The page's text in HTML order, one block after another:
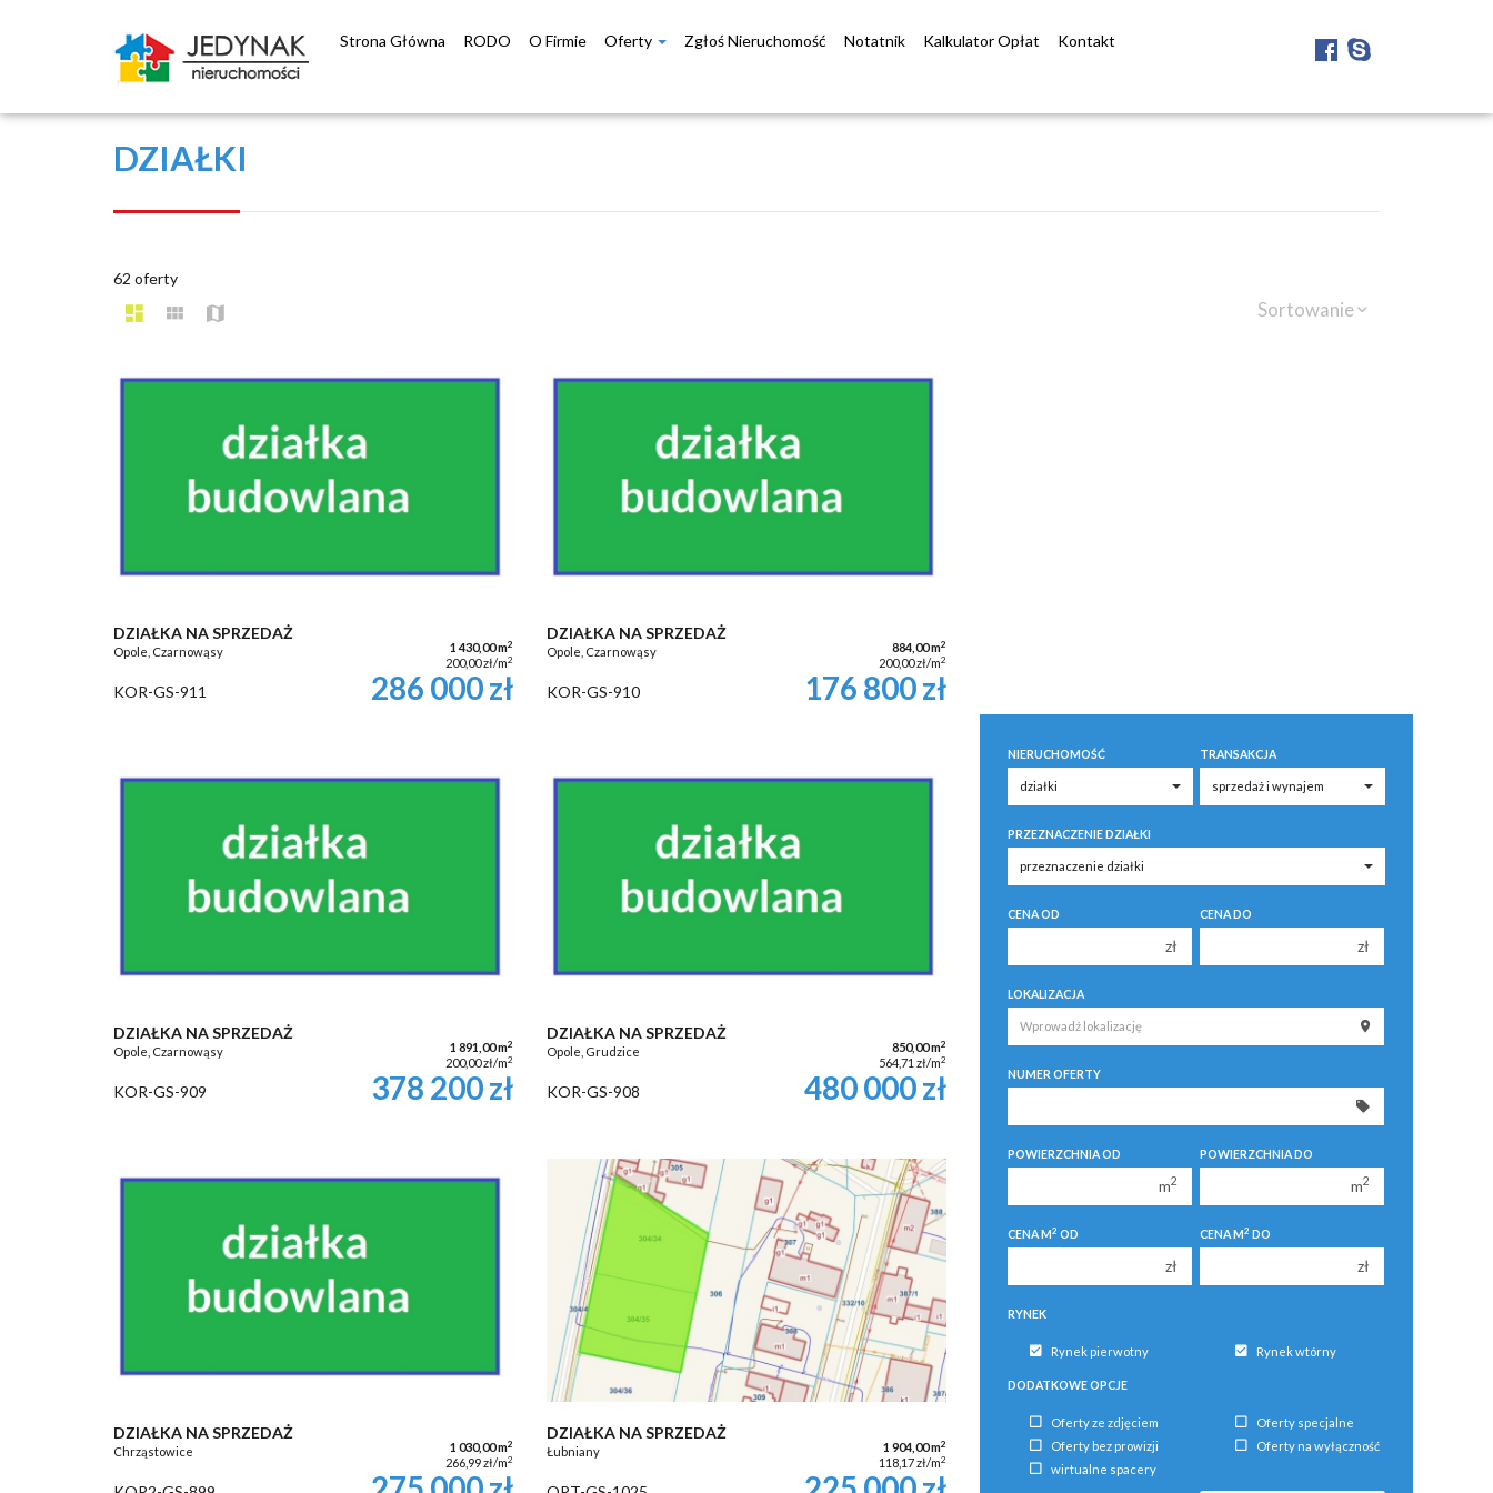
Strona Główna RODO O Firmie Oferty Zgłoś Nieruchomość Notatnik Kalkulator Opłat Kontakt
DZIAŁKI
62 oferty
Sortowanie
DZIAŁKA NA SPRZEDAŻ
Opole, Czarnowąsy 1 430,00 m2
200,00 zł/m2
KOR-GS-911 286 000 zł
DZIAŁKA NA SPRZEDAŻ
Opole, Czarnowąsy 884,00 m2
200,00 zł/m2
KOR-GS-910 176 800 zł
DZIAŁKA NA SPRZEDAŻ
Opole, Czarnowąsy 1 891,00 m2
200,00 zł/m2
KOR-GS-909 378 200 zł
DZIAŁKA NA SPRZEDAŻ
Opole, Grudzice 850,00 m2
564,71 zł/m2
KOR-GS-908 480 000 zł
DZIAŁKA NA SPRZEDAŻ
Chrząstowice 1 030,00 m2
266,99 zł/m2
DZIAŁKA NA SPRZEDAŻ
Łubniany 1 904,00 m2
118,17 zł/m2
NIERUCHOMOŚĆ TRANSAKCJA
PRZEZNACZENIE DZIAŁKI
CENA OD
zł
200 000 zł
250 000 zł
300 000 zł
CENA DO
zł
200 000 zł
250 000 zł
LOKALIZACJA
NUMER OFERTY
POWIERZCHNIA OD
m2
POWIERZCHNIA DO
m2
CENA M2 OD
zł
CENA M2 DO
zł
RYNEK
Rynek pierwotny Rynek wtórny
DODATKOWE OPCJE
Oferty ze zdjęciem
Oferty specjalne
Oferty bez prowizji
Oferty na wyłączność
wirtualne spacery